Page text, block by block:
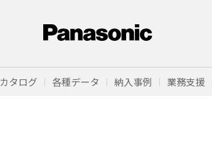
カタログ 各種データ 納入事例 業務支援